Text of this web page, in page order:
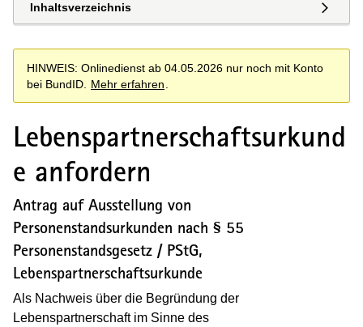
Inhaltsverzeichnis
HINWEIS: Onlinedienst ab 04.05.2026 nur noch mit Konto
bei BundID.
Mehr erfahren
Lebenspartnerschaftsurkund
e anfordern
Antrag auf Ausstellung von
Personenstandsurkunden nach § 55
Personenstandsgesetz / PStG,
Lebenspartnerschafts­urkunde
Als Nachweis über die Begründung der
Lebenspartnerschaft im Sinne des